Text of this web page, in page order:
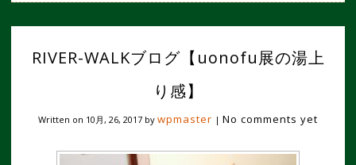
RIVER-WALKブログ【uonofu展の湯上
り感】
Written on 10月, 26, 2017 by wpmaster | No comments yet